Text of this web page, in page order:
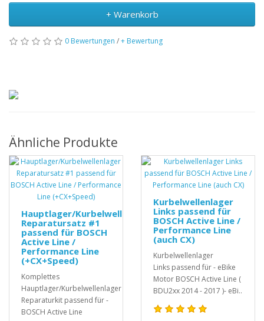
+ Warenkorb
0 Bewertungen /+ Bewertung
Ähnliche Produkte
Hauptlager/Kurbelwellenlager
Reparatursatz #1
passend für BOSCH
Active Line /
Performance Line
(+CX+Speed)
Komplettes
Hauptlager/Kurbelwellenlager
Reparaturkit passend für -
BOSCH Active Line
Kurbelwellenlager
Links passend für
BOSCH Active Line /
Performance Line
(auch CX)
Kurbelwellenlager
Links passend für - eBike
Motor BOSCH Active Line (
BDU2xx 2014 - 2017 )- eBi..